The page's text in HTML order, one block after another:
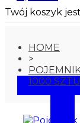
Twój koszyk
HOME
>
1000